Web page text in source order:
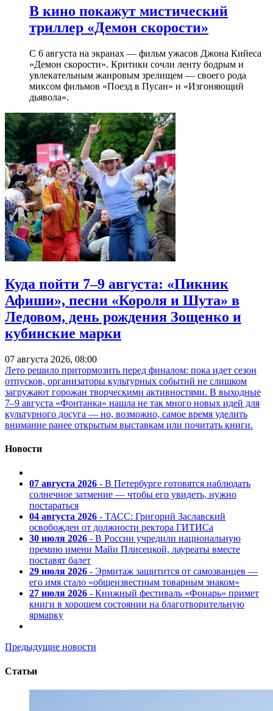
В кино покажут мистический
триллер «Демон скорости»
С 6 августа на экранах — фильм ужасов Джона Кийеса
«Демон скорости». Критики сочли ленту бодрым и
увлекательным жанровым зрелищeм — своего рода
миксом фильмов «Поезд в Пусан» и «Изгоняющий
дьявола».
Куда пойти 7–9 августа: «Пикник
Афиши», песни «Короля и Шута» в
Ледовом, день рождения Зощенко и
кубинские марки
07 августа 2026, 08:00
Лето решило притормозить перед финалом: пока идет сезон
отпусков, организаторы культурных событий не слишком
загружают горожан творческими активностями. В выходные
7–9 августа «Фонтанка» нашла не так много новых идей для
культурного досуга — но, возможно, самое время уделить
внимание ранее открытым выставкам или почитать книги.
Новости
07 августа 2026 - В Петербурге готовятся наблюдать
солнечное затмение — чтобы его увидеть, нужно
постараться
04 августа 2026 - ТАСС: Григорий Заславский
освобожден от должности ректора ГИТИСа
30 июля 2026 - В России учредили национальную
премию имени Майи Плисецкой, лауреаты вместе
поставят балет
29 июля 2026 - Эрмитаж защитится от самозванцев —
его имя стало «общеизвестным товарным знаком»
27 июля 2026 - Книжный фестиваль «Фонарь» примет
книги в хорошем состоянии на благотворительную
ярмарку
Предыдущие новости
Статьи